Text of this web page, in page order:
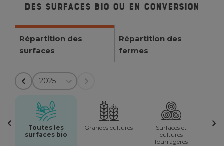
des surfaces bio ou en conversion
Répartition des
surfaces
Répartition des
fermes
2025
Toutes les
surfaces bio
Grandes cultures
Surfaces et
cultures
fourragères